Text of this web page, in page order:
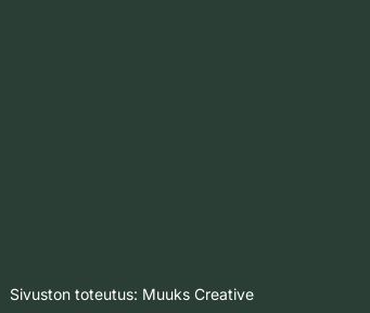
Sivuston toteutus: Muuks Creative